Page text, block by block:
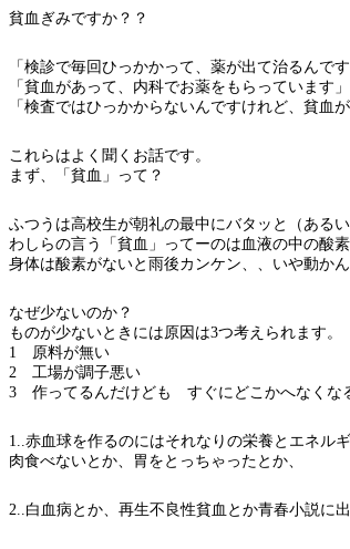
貧血ぎみですか？？
「検診で毎回ひっかかって、薬が出て治るんで
「貧血があって、内科でお薬をもらっています」
「検査ではひっかからないんですけれど、貧血が
これらはよく聞くお話です。
まず、「貧血」って？
ふつうは高校生が朝礼の最中にバタッと（ある
わしらの言う「貧血」ってーのは血液の中の酸
身体は酸素がないと雨後カンケン、、いや動か
なぜ少ないのか？
ものが少ないときには原因は3つ考えられます。
1 原料が無い
2 工場が調子悪い
3 作ってるんだけども すぐにどこかへなくな
1..赤血球を作るのにはそれなりの栄養とエネル
肉食べないとか、胃をとっちゃったとか、
2..白血病とか、再生不良性貧血とか青春小説に